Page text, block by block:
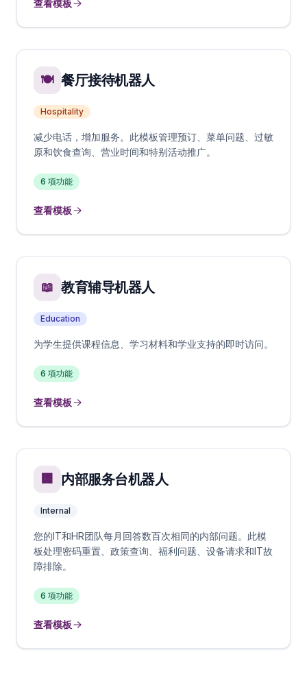
查看模板
🍽️ 餐厅接待机器人
Hospitality
减少电话，增加服务。此模板管理预订、菜单问题、过敏
原和饮食查询、营业时间和特别活动推广。
6 项功能
查看模板
📖 教育辅导机器人
Education
为学生提供课程信息、学习材料和学业支持的即时访问。
6 项功能
查看模板
🏢 内部服务台机器人
Internal
您的IT和HR团队每月回答数百次相同的内部问题。此模
板处理密码重置、政策查询、福利问题、设备请求和IT故
障排除。
6 项功能
查看模板